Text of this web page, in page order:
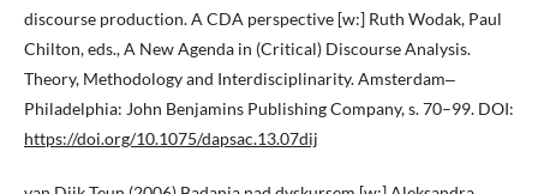
discourse production. A CDA perspective [w:] Ruth Wodak, Paul
Chilton, eds., A New Agenda in (Critical) Discourse Analysis.
Theory, Methodology and Interdisciplinarity. Amsterdam‒
Philadelphia: John Benjamins Publishing Company, s. 70–99. DOI:
https://doi.org/10.1075/dapsac.13.07dij